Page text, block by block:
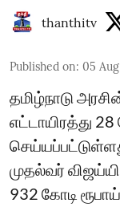
thanthitv
Published on: 05 Aug
தமிழ்நாடு
எட்டாயிரத்து 28
முதல்வர்
932 கோடி